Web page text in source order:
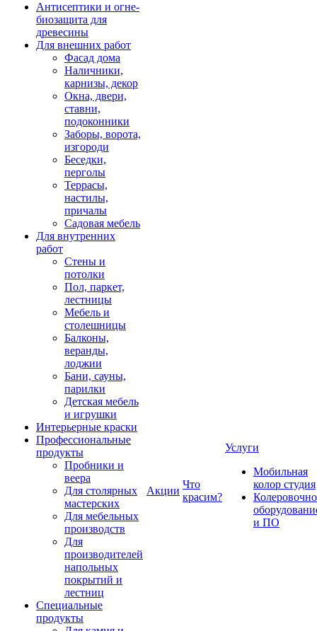
Антисептики и огне-
биозащита для
древесины
Для внешних работ
Фасад дома
Наличники,
карнизы, декор
Окна, двери,
ставни,
подоконники
Заборы, ворота,
изгороди
Беседки,
перголы
Террасы,
настилы,
причалы
Садовая мебель
Для внутренних
работ
Стены и
потолки
Пол, паркет,
лестницы
Мебель и
столешницы
Балконы,
веранды,
лоджии
Бани, сауны,
парилки
Детская мебель
и игрушки
Интерьерные краски
Профессиональные
продукты
Пробники и
веера
Для столярных
мастерских
Для мебельных
производств
Для
производителей
напольных
покрытий и
лестниц
Специальные
продукты
Акции
Что
красим?
Услуги
Мобильная
колор студия
и ПО